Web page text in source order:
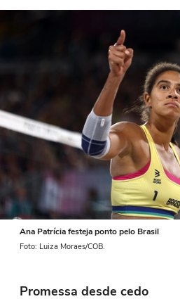
Ana Patrícia festeja ponto pelo Brasil
Foto: Luiza Moraes/COB.
Promessa desde cedo